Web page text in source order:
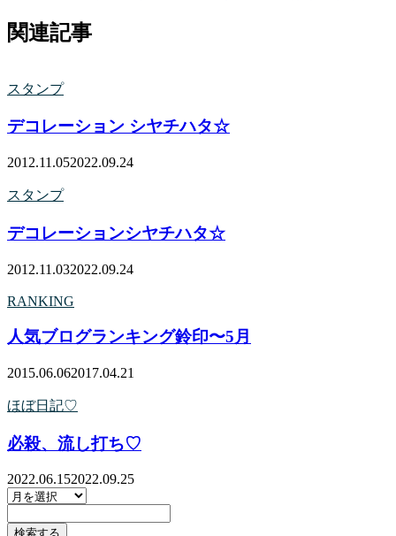
関連記事
スタンプ
デコレーション シヤチハタ☆
2012.11.052022.09.24
スタンプ
デコレーションシヤチハタ☆
2012.11.032022.09.24
RANKING
人気ブログランキング鈴印〜5月
2015.06.062017.04.21
ほぼ日記♡
必殺、流し打ち♡
2022.06.152022.09.25